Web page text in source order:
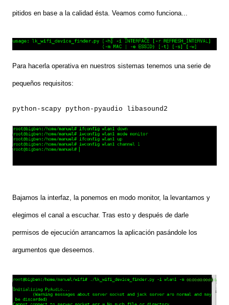
pitidos en base a la calidad ésta. Veamos como funciona...
Para hacerla operativa en nuestros sistemas tenemos una serie de
pequeños requisitos:
python-scapy python-pyaudio libasound2
Bajamos la interfaz, la ponemos en modo monitor, la levantamos y
elegimos el canal a escuchar. Tras esto y después de darle
permisos de ejecución arrancamos la aplicación pasándole los
argumentos que deseemos.